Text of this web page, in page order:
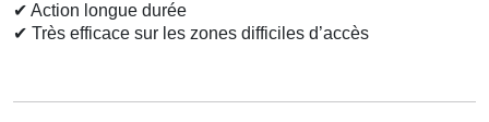
✔ Action longue durée
✔ Très efficace sur les zones difficiles d’accès